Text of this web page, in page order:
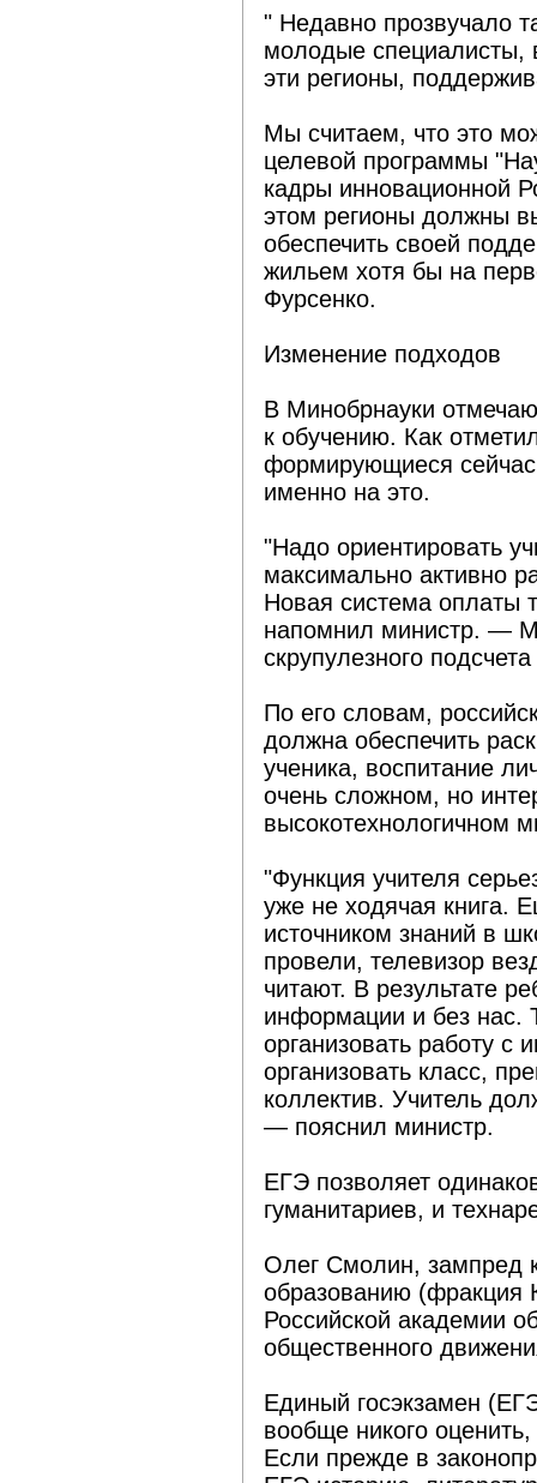
" Недавно прозвучало
молодые специалисты,
эти регионы,
Мы считаем, что это
целевой программы
кадры инновационной
этом регионы должны
обеспечить своей
жильем хотя бы на
Фурсенко.
Изменение подходов
В Минобрнауки
к обучению. Как
формирующиеся
именно на это.
"Надо ориентировать
максимально активно
Новая система оплаты
напомнил министр. —
скрупулезного
По его словам,
должна обеспечить
ученика, воспитание
очень сложном, но
высокотехнологичном
"Функция учителя
уже не ходячая книга.
источником знаний в
провели, телевизор
читают. В результате
информации и без нас.
организовать работу
организовать класс,
коллектив. Учитель
— пояснил министр.
ЕГЭ позволяет
гуманитариев, и
Олег Смолин, зампред
образованию (фракция
Российской академии
общественного
Единый госэкзамен
вообще никого
Если прежде в